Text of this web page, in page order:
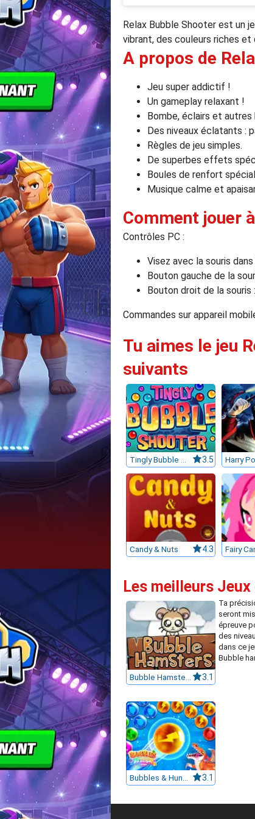
Relax Bubble Shooter est un
vibrant, des couleurs riches
A propos de
Jeu super addictif !
Un gameplay relaxant !
Bombe, éclairs et autres
Des niveaux éclatants :
Règles de jeu simples.
De superbes effets
Boules de renfort
Musique calme et
Comment jouer
Contrôles PC :
Visez avec la souris
Bouton gauche de la
Bouton droit de la souris
Commandes sur appareil
Tu aimes le jeu
suivants
Tingly Bubble Shooter 3.5 Harry
Candy & Nuts 4.3 Fairy
Les meilleurs
3.1
Ta
seront
épreuve
des
dans ce
Bubble
3.1